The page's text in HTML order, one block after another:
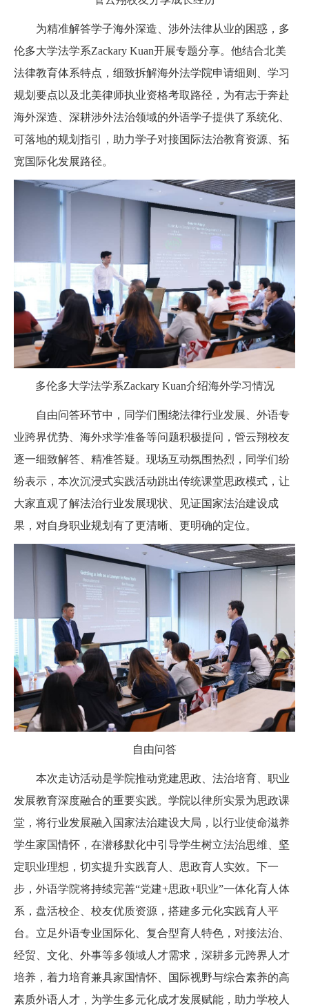
为精准解答学子海外深造、涉外法律从业的困惑，多
伦多大学法学系Zackary Kuan开展专题分享。他结合北美
法律教育体系特点，细致拆解海外法学院申请细则、学习
规划要点以及北美律师执业资格考取路径，为有志于奔赴
海外深造、深耕涉外法治领域的外语学子提供了系统化、
可落地的规划指引，助力学子对接国际法治教育资源、拓
宽国际化发展路径。
多伦多大学法学系Zackary Kuan介绍海外学习情况
自由问答环节中，同学们围绕法律行业发展、外语专
业跨界优势、海外求学准备等问题积极提问，管云翔校友
逐一细致解答、精准答疑。现场互动氛围热烈，同学们纷
纷表示，本次沉浸式实践活动跳出传统课堂思政模式，让
大家直观了解法治行业发展现状、见证国家法治建设成
果，对自身职业规划有了更清晰、更明确的定位。
自由问答
本次走访活动是学院推动党建思政、法治培育、职业
发展教育深度融合的重要实践。学院以律所实景为思政课
堂，将行业发展融入国家法治建设大局，以行业使命滋养
学生家国情怀，在潜移默化中引导学生树立法治思维、坚
定职业理想，切实提升实践育人、思政育人实效。下一
步，外语学院将持续完善“党建+思政+职业”一体化育人体
系，盘活校企、校友优质资源，搭建多元化实践育人平
台。立足外语专业国际化、复合型育人特色，对接法治、
经贸、文化、外事等多领域人才需求，深耕多元跨界人才
培养，着力培育兼具家国情怀、国际视野与综合素养的高
素质外语人才，为学生多元化成才发展赋能，助力学校人